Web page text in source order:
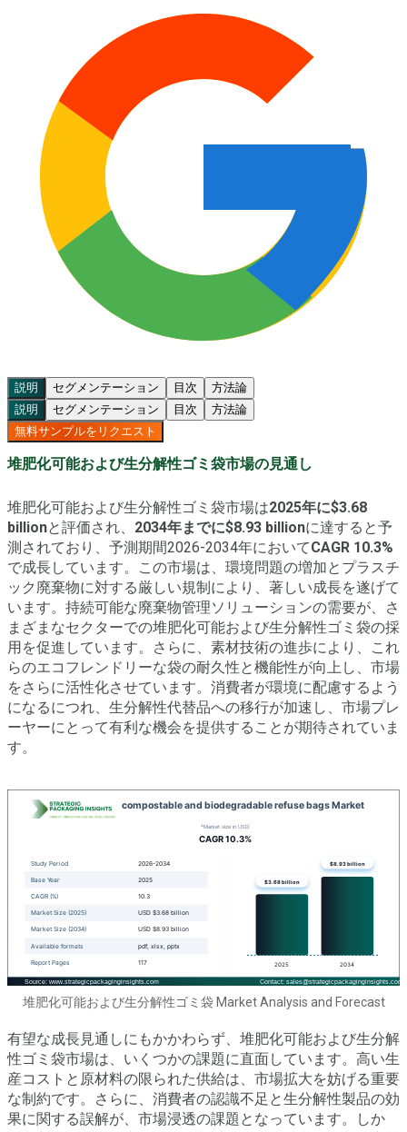
説明 セグメンテーション 目次
方法論
説明
セグメンテーション 目次
方法論
無料サンプルをリクエスト
堆肥化可能および生分解性ゴミ袋市場の見通し
堆肥化可能および生分解性ゴミ袋市場は2025年に$3.68
billionと評価され、 2034年までに$8.93 billionに達すると予
測されており、予測期間2026-2034年においてCAGR 10.3%
で成長しています。この市場は、環境問題の増加とプラスチ
ック廃棄物に対する厳しい規制により、著しい成長を遂げて
います。持続可能な廃棄物管理ソリューションの需要が、さ
まざまなセクターでの堆肥化可能および生分解性ゴミ袋の採
用を促進しています。さらに、素材技術の進歩により、これ
らのエコフレンドリーな袋の耐久性と機能性が向上し、市場
をさらに活性化させています。消費者が環境に配慮するよう
になるにつれ、生分解性代替品への移行が加速し、市場プレ
ーヤーにとって有利な機会を提供することが期待されていま
す。
堆肥化可能および生分解性ゴミ袋 Market Analysis and Forecast
有望な成長見通しにもかかわらず、堆肥化可能および生分解
性ゴミ袋市場は、いくつかの課題に直面しています。高い生
産コストと原材料の限られた供給は、市場拡大を妨げる重要
な制約です。さらに、消費者の認識不足と生分解性製品の効
果に関する誤解が、市場浸透の課題となっています。しか